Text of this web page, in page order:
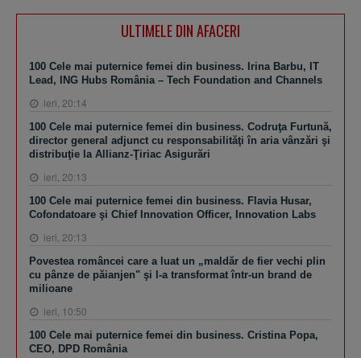
ULTIMELE DIN AFACERI
100 Cele mai puternice femei din business. Irina Barbu, IT
Lead, ING Hubs România – Tech Foundation and Channels
ieri, 20:14
100 Cele mai puternice femei din business. Codruţa Furtună,
director general adjunct cu responsabilităţi în aria vânzări şi
distribuţie la Allianz-Ţiriac Asigurări
ieri, 20:13
100 Cele mai puternice femei din business. Flavia Husar,
Cofondatoare şi Chief Innovation Officer, Innovation Labs
ieri, 20:13
Povestea româncei care a luat un „maldăr de fier vechi plin
cu pânze de păianjen" şi l-a transformat într-un brand de
milioane
ieri, 10:50
100 Cele mai puternice femei din business. Cristina Popa,
CEO, DPD România